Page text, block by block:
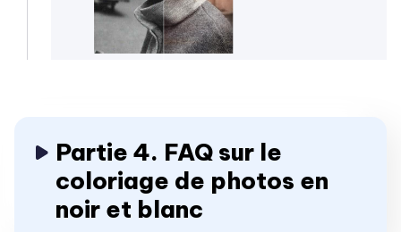
Partie 4. FAQ sur le
coloriage de photos en
noir et blanc